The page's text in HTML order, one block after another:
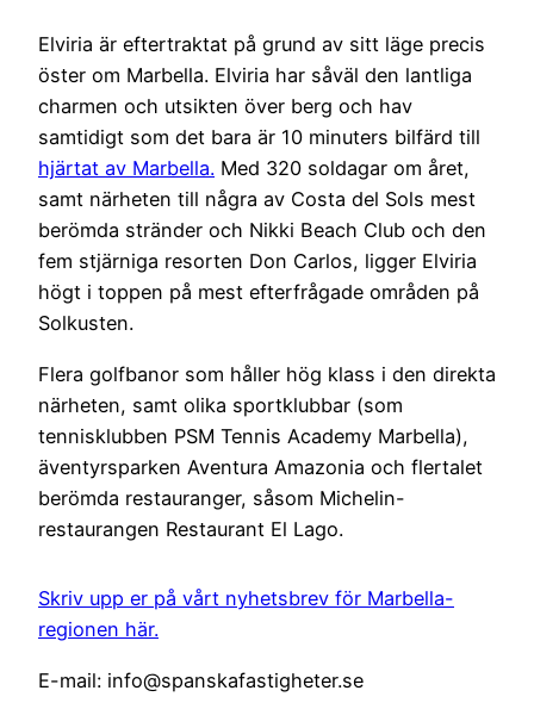
Elviria är eftertraktat på grund av sitt läge precis
öster om Marbella. Elviria har såväl den lantliga
charmen och utsikten över berg och hav
samtidigt som det bara är 10 minuters bilfärd till
hjärtat av Marbella. Med 320 soldagar om året,
samt närheten till några av Costa del Sols mest
berömda stränder och Nikki Beach Club och den
fem stjärniga resorten Don Carlos, ligger Elviria
högt i toppen på mest efterfrågade områden på
Solkusten.
Flera golfbanor som håller hög klass i den direkta
närheten, samt olika sportklubbar (som
tennisklubben PSM Tennis Academy Marbella),
äventyrsparken Aventura Amazonia och flertalet
berömda restauranger, såsom Michelin-
restaurangen Restaurant El Lago.
Skriv upp er på vårt nyhetsbrev för Marbella-
regionen här.
E-mail: info@spanskafastigheter.se